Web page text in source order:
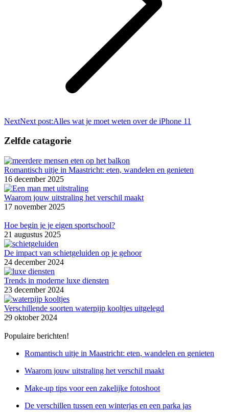
NextNext post:Alles wat je moet weten over de iPhone 11
Zelfde catagorie
Romantisch uitje in Maastricht: eten, wandelen en genieten
16 december 2025
Waarom jouw uitstraling het verschil maakt
17 november 2025
Hoe begin je je eigen sportschool?
21 augustus 2025
De impact van schietgeluiden op je gehoor
24 december 2024
Trends in moderne luxe diensten
23 december 2024
Verschillende soorten waterpijp kooltjes uitgelegd
29 oktober 2024
Populaire berichten!
Romantisch uitje in Maastricht: eten, wandelen en genieten
Waarom jouw uitstraling het verschil maakt
Make-up tips voor een zakelijke fotoshoot
De verschillen tussen een winterjas en een parka jas